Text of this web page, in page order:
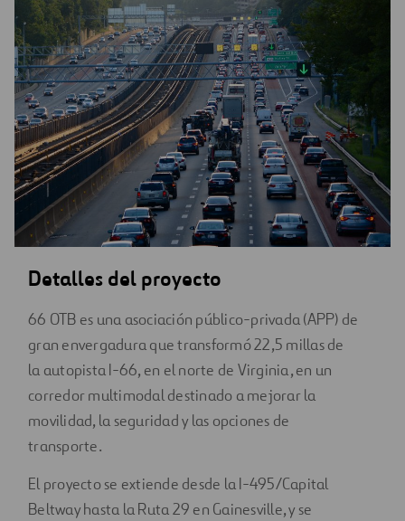
Detalles del proyecto
66 OTB es una asociación público-privada (APP) de
gran envergadura que transformó 22,5 millas de
la autopista I-66, en el norte de Virginia, en un
corredor multimodal destinado a mejorar la
movilidad, la seguridad y las opciones de
transporte.
El proyecto se extiende desde la I-495/Capital
Beltway hasta la Ruta 29 en Gainesville, y se